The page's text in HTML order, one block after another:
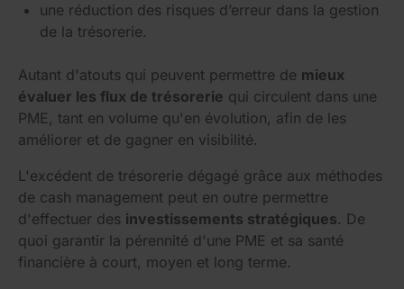
une réduction des risques d’erreur dans la gestion
de la trésorerie.
Autant d'atouts qui peuvent permettre de mieux
évaluer les flux de trésorerie qui circulent dans une
PME, tant en volume qu'en évolution, afin de les
améliorer et de gagner en visibilité.
L'excédent de trésorerie dégagé grâce aux méthodes
de cash management peut en outre permettre
d'effectuer des investissements stratégiques. De
quoi garantir la pérennité d'une PME et sa santé
financière à court, moyen et long terme.